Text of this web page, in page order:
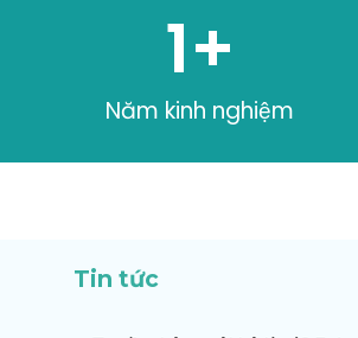
1+
Năm kinh nghiệm
Tin tức